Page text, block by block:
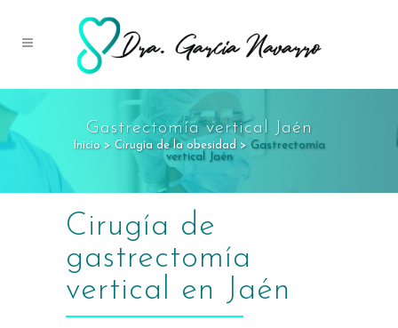
Gastrectomía vertical Jaén
Inicio > Cirugía de la obesidad > Gastrectomía
vertical Jaén
Cirugía de
gastrectomía
vertical en Jaén